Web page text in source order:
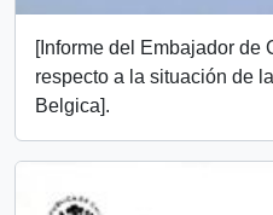
[Informe del Embajador de
respecto a la situación de
Belgica].